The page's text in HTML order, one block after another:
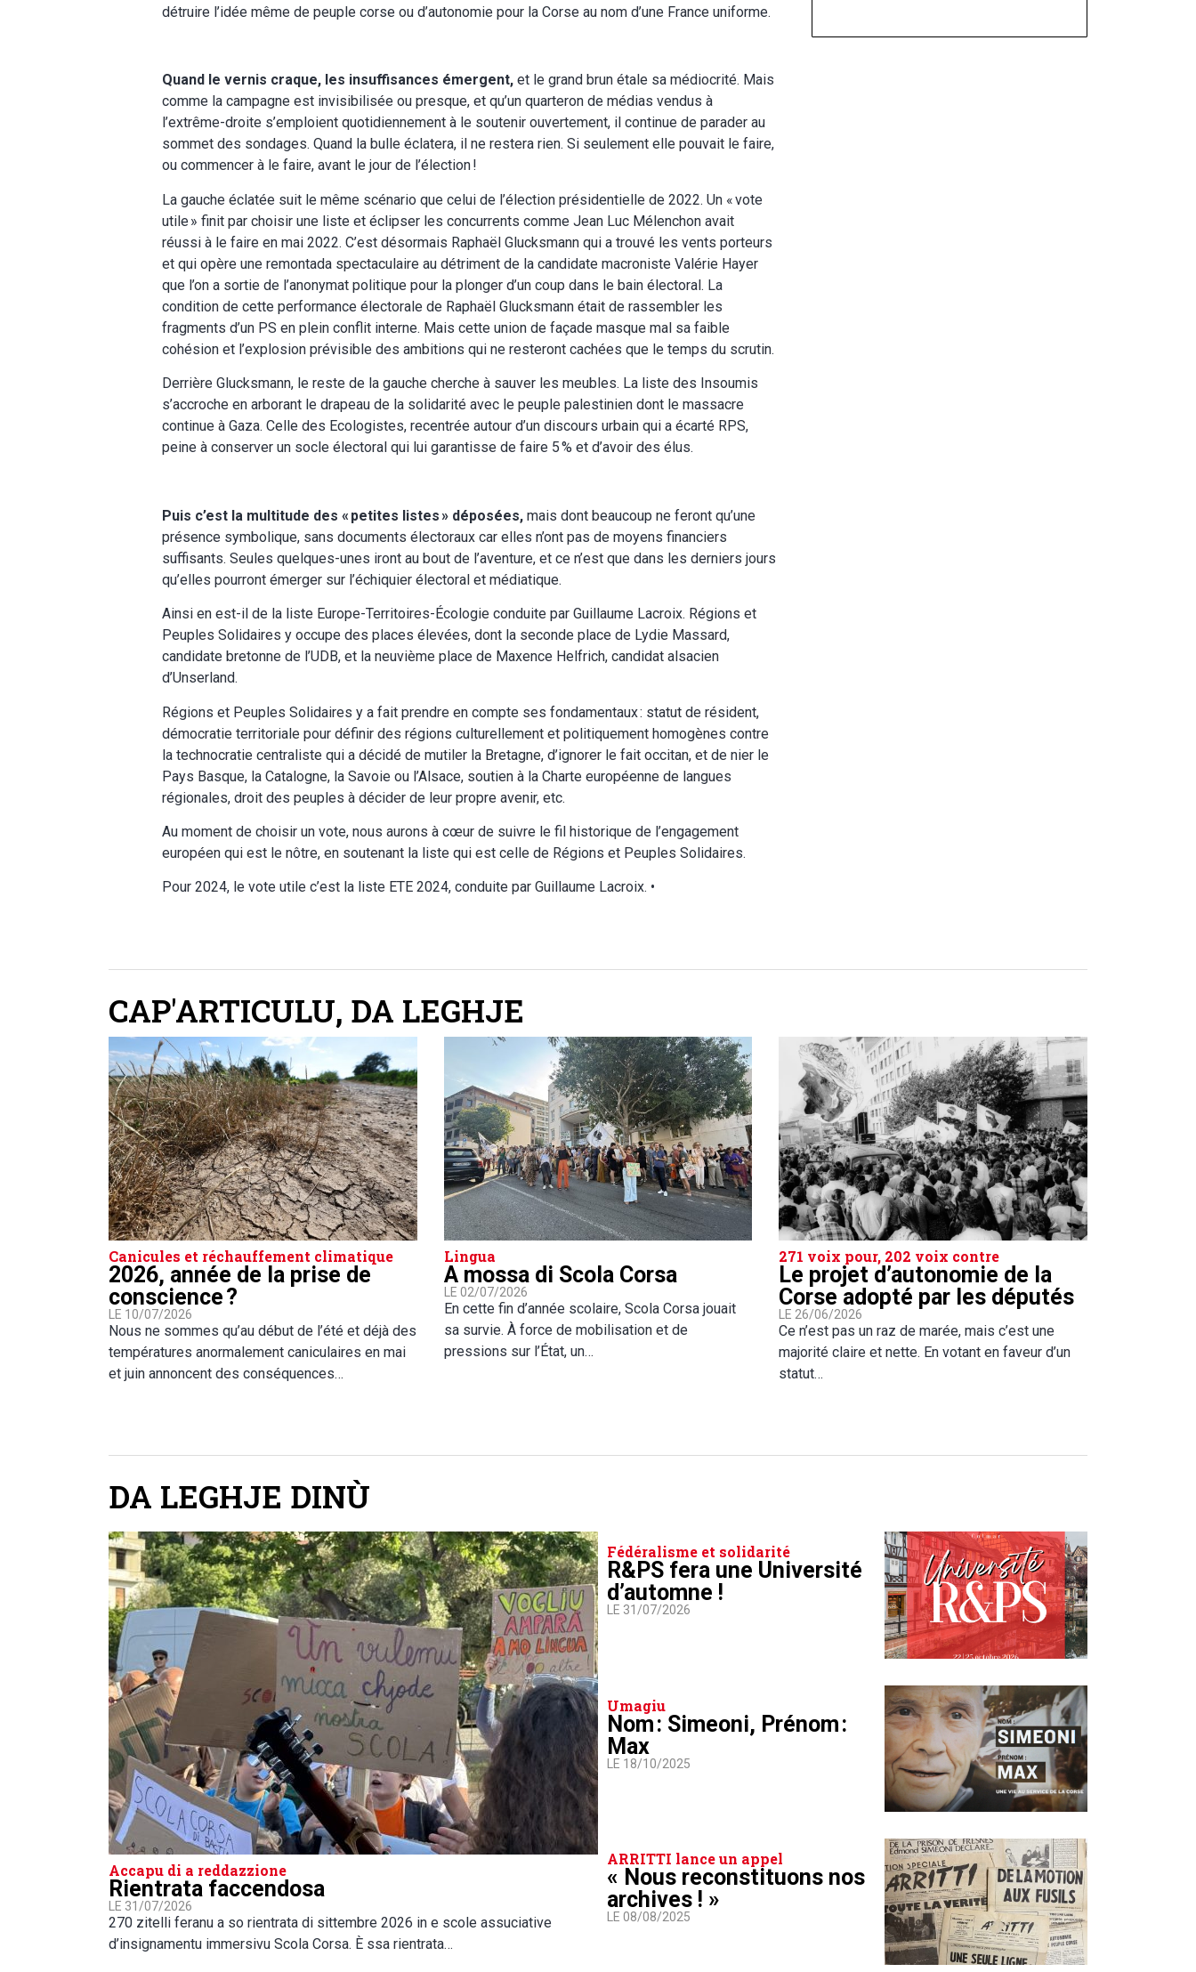
détruire l’idée même de peuple corse ou d’autonomie pour la Corse au nom d’une France uniforme.
Quand le vernis craque, les insuffisances émergent, et le grand brun étale sa médiocrité. Mais
comme la campagne est invisibilisée ou presque, et qu’un quarteron de médias vendus à
l’extrême-droite s’emploient quotidiennement à le soutenir ouvertement, il continue de parader au
sommet des sondages. Quand la bulle éclatera, il ne restera rien. Si seulement elle pouvait le faire,
ou commencer à le faire, avant le jour de l’élection !
La gauche éclatée suit le même scénario que celui de l’élection présidentielle de 2022. Un « vote
utile » finit par choisir une liste et éclipser les concurrents comme Jean Luc Mélenchon avait
réussi à le faire en mai 2022. C’est désormais Raphaël Glucksmann qui a trouvé les vents porteurs
et qui opère une remontada spectaculaire au détriment de la candidate macroniste Valérie Hayer
que l’on a sortie de l’anonymat politique pour la plonger d’un coup dans le bain électoral. La
condition de cette performance électorale de Raphaël Glucksmann était de rassembler les
fragments d’un PS en plein conflit interne. Mais cette union de façade masque mal sa faible
cohésion et l’explosion prévisible des ambitions qui ne resteront cachées que le temps du scrutin.
Derrière Glucksmann, le reste de la gauche cherche à sauver les meubles. La liste des Insoumis
s’accroche en arborant le drapeau de la solidarité avec le peuple palestinien dont le massacre
continue à Gaza. Celle des Ecologistes, recentrée autour d’un discours urbain qui a écarté RPS,
peine à conserver un socle électoral qui lui garantisse de faire 5 % et d’avoir des élus.
Puis c’est la multitude des « petites listes » déposées, mais dont beaucoup ne feront qu’une
présence symbolique, sans documents électoraux car elles n’ont pas de moyens financiers
suffisants. Seules quelques-unes iront au bout de l’aventure, et ce n’est que dans les derniers jours
qu’elles pourront émerger sur l’échiquier électoral et médiatique.
Ainsi en est-il de la liste Europe-Territoires-Écologie conduite par Guillaume Lacroix. Régions et
Peuples Solidaires y occupe des places élevées, dont la seconde place de Lydie Massard,
candidate bretonne de l’UDB, et la neuvième place de Maxence Helfrich, candidat alsacien
d’Unserland.
Régions et Peuples Solidaires y a fait prendre en compte ses fondamentaux : statut de résident,
démocratie territoriale pour définir des régions culturellement et politiquement homogènes contre
la technocratie centraliste qui a décidé de mutiler la Bretagne, d’ignorer le fait occitan, et de nier le
Pays Basque, la Catalogne, la Savoie ou l’Alsace, soutien à la Charte européenne de langues
régionales, droit des peuples à décider de leur propre avenir, etc.
Au moment de choisir un vote, nous aurons à cœur de suivre le fil historique de l’engagement
européen qui est le nôtre, en soutenant la liste qui est celle de Régions et Peuples Solidaires.
Pour 2024, le vote utile c’est la liste ETE 2024, conduite par Guillaume Lacroix. •
CAP'ARTICULU, DA LEGHJE
Canicules et réchauffement climatique
2026, année de la prise de
conscience ?
LE 10/07/2026
Nous ne sommes qu’au début de l’été et déjà des
températures anormalement caniculaires en mai
et juin annoncent des conséquences…
Lingua
A mossa di Scola Corsa
LE 02/07/2026
En cette fin d’année scolaire, Scola Corsa jouait
sa survie. À force de mobilisation et de
pressions sur l’État, un…
271 voix pour, 202 voix contre
Le projet d’autonomie de la
Corse adopté par les députés
LE 26/06/2026
Ce n’est pas un raz de marée, mais c’est une
majorité claire et nette. En votant en faveur d’un
statut…
DA LEGHJE DINÙ
Accapu di a reddazzione
Rientrata faccendosa
LE 31/07/2026
270 zitelli feranu a so rientrata di sittembre 2026 in e scole assuciative
d’insignamentu immersivu Scola Corsa. È ssa rientrata…
Fédéralisme et solidarité
R&PS fera une Université
d’automne !
LE 31/07/2026
Umagiu
Nom : Simeoni, Prénom :
Max
LE 18/10/2025
ARRITTI lance un appel
« Nous reconstituons nos
archives ! »
LE 08/08/2025